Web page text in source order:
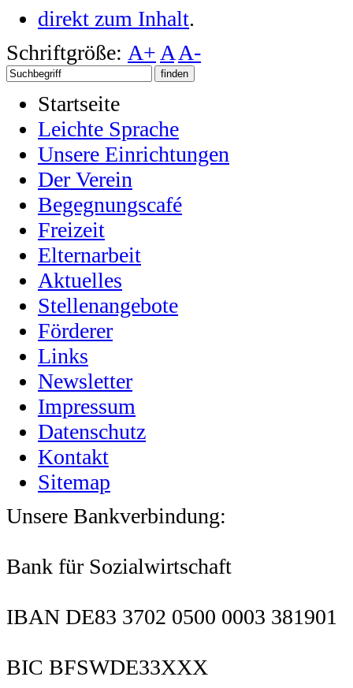
direkt zum Inhalt.
Schriftgröße: A+AA-
Startseite
Leichte Sprache
Unsere Einrichtungen
Der Verein
Begegnungscafé
Freizeit
Elternarbeit
Aktuelles
Stellenangebote
Förderer
Links
Newsletter
Impressum
Datenschutz
Kontakt
Sitemap
Unsere Bankverbindung:
Bank für Sozialwirtschaft
IBAN DE83 3702 0500 0003 381901
BIC BFSWDE33XXX